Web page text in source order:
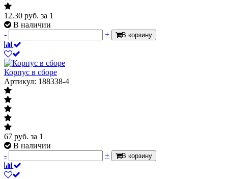
12.30 руб. за 1
В наличии
-
+ В корзину
Корпус в сборе
Артикул: 188338-4
67 руб. за 1
В наличии
-
+ В корзину